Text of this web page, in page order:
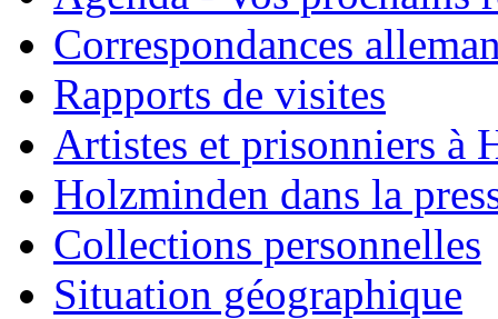
Correspondances
Rapports de visites
Artistes et prisonniers à
Holzminden dans la
Collections personnelles
Situation géographique